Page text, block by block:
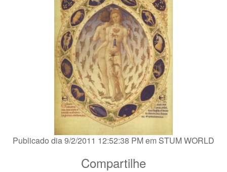
Publicado dia 9/2/2011 12:52:38 PM em STUM WORLD
Compartilhe